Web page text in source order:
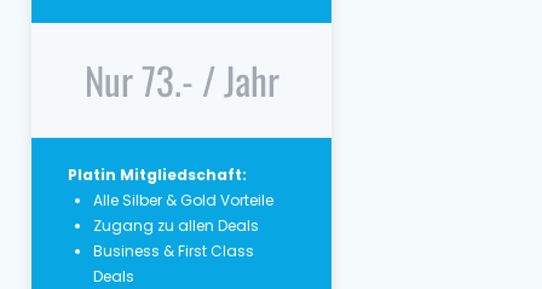
Nur 73.- / Jahr
Platin Mitgliedschaft:
Alle Silber & Gold Vorteile
Zugang zu allen Deals
Business & First Class
Deals